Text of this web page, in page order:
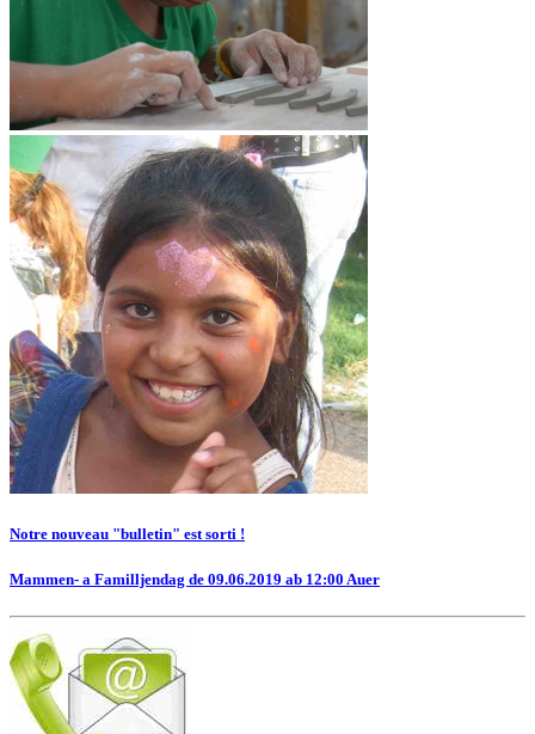
Notre nouveau "bulletin" est sorti !
Mammen- a Familljendag de 09.06.2019 ab 12:00 Auer